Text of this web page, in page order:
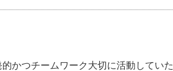
かつチームワーク大切に活動していた